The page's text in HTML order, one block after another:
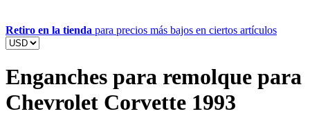
Retiro en la tienda para precios más bajos en ciertos artículos
Enganches para remolque para
Chevrolet Corvette 1993